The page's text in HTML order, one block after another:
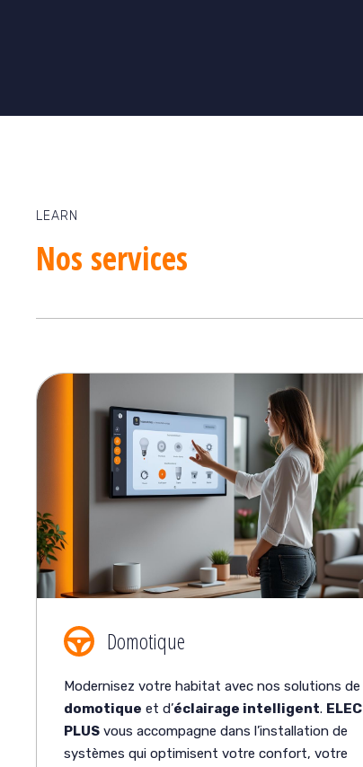
LEARN
Nos services
Domotique
Modernisez votre habitat avec nos solutions de
domotique et d’éclairage intelligent. ELEC
PLUS vous accompagne dans l’installation de
systèmes qui optimisent votre confort, votre